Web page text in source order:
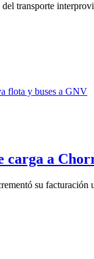
transporte
carga a
su